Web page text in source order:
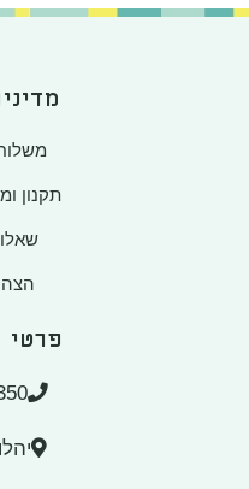
תקנון
שאלות
הצהרת
פרטי
יהלום 30 נופך